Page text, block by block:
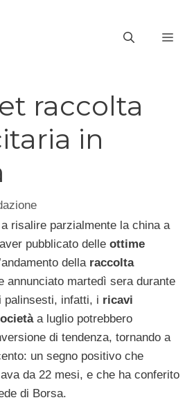
raccolta
in
risalire parzialmente la china a
pubblicato delle ottime
della raccolta
annunciato martedì sera durante
palinsesti, infatti, i ricavi
a luglio potrebbero
di tendenza, tornando a
un segno positivo che
da 22 mesi, e che ha conferito
di Borsa.